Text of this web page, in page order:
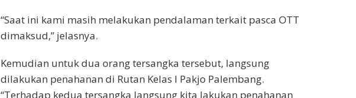
“Saat ini kami masih melakukan pendalaman terkait pasca OTT
dimaksud,” jelasnya.
Kemudian untuk dua orang tersangka tersebut, langsung
dilakukan penahanan di Rutan Kelas I Pakjo Palembang.
“Terhadap kedua tersangka langsung kita lakukan penahanan